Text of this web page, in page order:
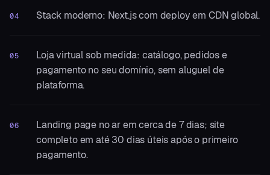
04 Stack moderno: Next.js com deploy em CDN global.
05
Loja virtual sob medida: catálogo, pedidos e
pagamento no seu domínio, sem aluguel de
plataforma.
06
Landing page no ar em cerca de 7 dias; site
completo em até 30 dias úteis após o primeiro
pagamento.